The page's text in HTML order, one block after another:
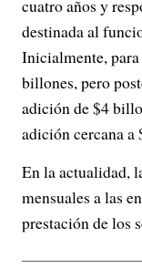
cuatro años y
destinada al
Inicialmente, para
billones, pero
adición de $4
adición cercana a
En la actualidad,
mensuales a las
prestación de los